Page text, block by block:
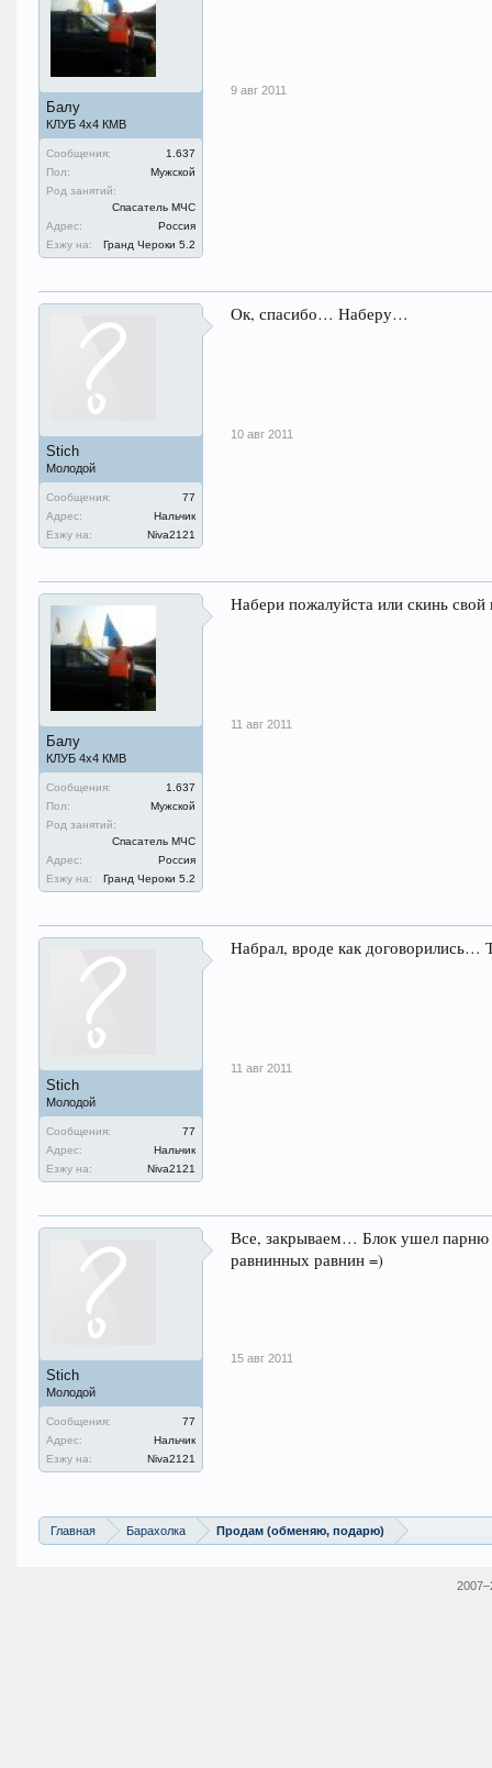
Балу
КЛУБ 4х4 КМВ
Сообщения:
1.637
Пол:
Мужской
Род занятий:
Спасатель МЧС
Адрес:
Россия
Езжу на:
Гранд Чероки 5.2
9 авг 2011
Stich
Молодой
Сообщения:
77
Адрес:
Нальчик
Езжу на:
Niva2121
Ок, спасибо… Наберу…
10 авг 2011
Балу
КЛУБ 4х4 КМВ
Сообщения:
1.637
Пол:
Мужской
Род занятий:
Спасатель МЧС
Адрес:
Россия
Езжу на:
Гранд Чероки 5.2
Набери пожалуйста или скинь
11 авг 2011
Stich
Молодой
Сообщения:
77
Адрес:
Нальчик
Езжу на:
Niva2121
Набрал, вроде как договорились…
11 авг 2011
Stich
Молодой
Сообщения:
77
Адрес:
Нальчик
Езжу на:
Niva2121
Все, закрываем… Блок ушел парню
равнинных равнин =)
15 авг 2011
Главная Барахолка Продам (обменяю, подарю)
2007–